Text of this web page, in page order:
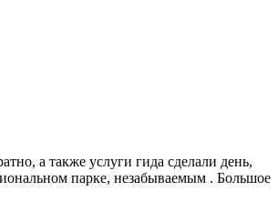
а также услуги гида сделали день,
парке, незабываемым . Большое